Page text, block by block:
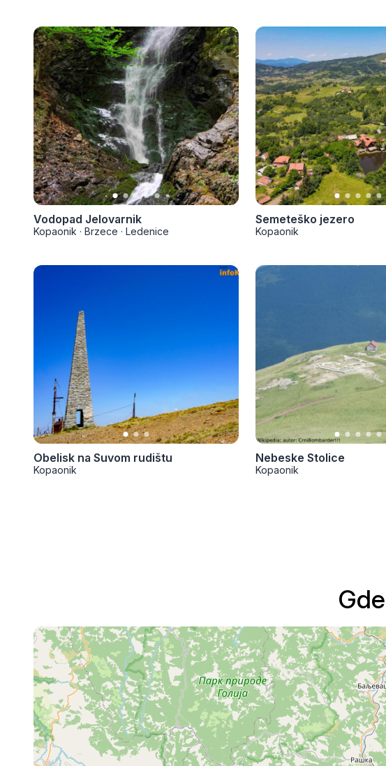
Vodopad Jelovarnik
Kopaonik · Brzece · Ledenice
Semeteško jezero
Kopaonik
Obelisk na Suvom rudištu
Kopaonik
Nebeske Stolice
Kopaonik